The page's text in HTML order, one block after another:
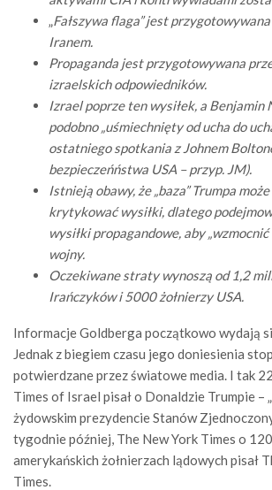
„Fałszywa flaga” jest
Iranem.
Propaganda jest przygotowywana
izraelskich odpowiedników.
Izrael poprze ten wysiłek, a Benjamin
podobno „uśmiechnięty od ucha do
ostatniego spotkania z Johnem
bezpieczeńństwa USA – przyp. JM).
Istnieją obawy, że „baza” Trumpa
krytykować wysiłki, dlatego
wysiłki propagandowe, aby „wzmocnić
wojny.
Oczekiwane straty wynoszą od 1,2
Irańczyków i 5000 żołnierzy USA.
Informacje Goldberga początkowo wydają
Jednak z biegiem czasu jego doniesienia
potwierdzane przez światowe media. I tak
Times of Israel pisał o Donaldzie Trumpie –
żydowskim prezydencie Stanów
tygodnie później, The New York Times o
amerykańskich żołnierzach lądowych pisał
Times.